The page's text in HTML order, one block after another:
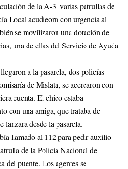
de la A-3, varias patrullas de
Local acudieorn con urgencia al
se movilizaron una dotación de
una de ellas del Servicio de Ayuda
a la pasarela, dos policías
de Mislata, se acercaron con
cuenta. El chico estaba
con una amiga, que trataba de
lanzara desde la pasarela.
llamado al 112 para pedir auxilio
de la Policía Nacional de
del puente. Los agentes se